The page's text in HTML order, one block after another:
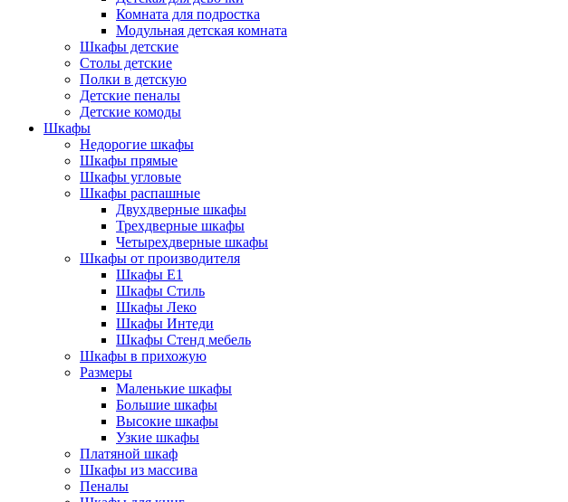
Комната для подростка
Модульная детская комната
Шкафы детские
Столы детские
Полки в детскую
Детские пеналы
Детские комоды
Шкафы
Недорогие шкафы
Шкафы прямые
Шкафы угловые
Шкафы распашные
Двухдверные шкафы
Трехдверные шкафы
Четырехдверные шкафы
Шкафы от производителя
Шкафы E1
Шкафы Стиль
Шкафы Леко
Шкафы Интеди
Шкафы Стенд мебель
Шкафы в прихожую
Размеры
Маленькие шкафы
Большие шкафы
Высокие шкафы
Узкие шкафы
Платяной шкаф
Шкафы из массива
Пеналы